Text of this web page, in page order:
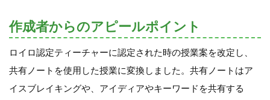
作成者からのアピールポイント
ロイロ認定ティーチャーに認定された時の授業案を改定し、
共有ノートを使用した授業に変換しました。共有ノートはア
イスブレイキングや、アイディアやキーワードを共有する